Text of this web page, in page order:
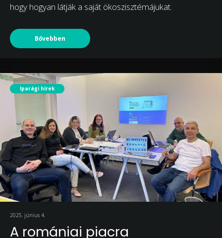
hogy hogyan látják a saját ökoszisztémájukat.
Bővebben
Iparági hírek
2025. június 4.
A romániai piacra